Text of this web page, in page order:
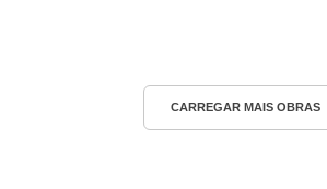
CARREGAR MAIS OBRAS